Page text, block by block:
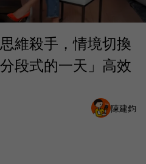
維殺手，情境切換
段式的一天」高效
陳建鈞